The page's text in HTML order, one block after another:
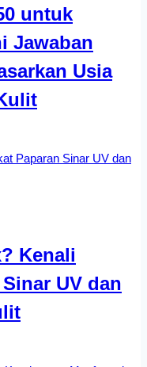
untuk
Jawaban
Usia
Kenali
UV dan